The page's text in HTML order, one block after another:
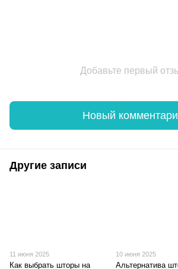
Добавьте первый
Новый
Другие записи
11 июня 2025
Как выбрать шторы на
10 июня 2025
Альтернатива